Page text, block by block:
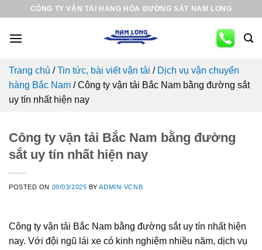
content
CÔNG TY VẬN TẢI HÀNG HÓA ĐƯỜNG SẮT NAM LONG
Trang chủ /Tin tức, bài viết vận tải / Dịch vụ vận chuyển
hàng Bắc Nam /Công ty vận tải Bắc Nam bằng đường sắt
uy tín nhất hiện nay
Công ty vận tải Bắc Nam bằng đường
sắt uy tín nhất hiện nay
POSTED ON 09/03/2025 BYADMIN-VCNB
Công ty vận tải Bắc Nam bằng đường sắt uy tín nhất hiện
nay. Với đội ngũ lái xe có kinh nghiệm nhiều năm, dịch vụ